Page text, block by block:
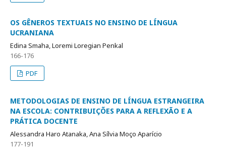
OS GÊNEROS TEXTUAIS NO ENSINO DE LÍNGUA
UCRANIANA
Edina Smaha, Loremi Loregian Penkal
166-176
PDF
METODOLOGIAS DE ENSINO DE LÍNGUA ESTRANGEIRA
NA ESCOLA: CONTRIBUIÇÕES PARA A REFLEXÃO E A
PRÁTICA DOCENTE
Alessandra Haro Atanaka, Ana Sílvia Moço Aparício
177-191